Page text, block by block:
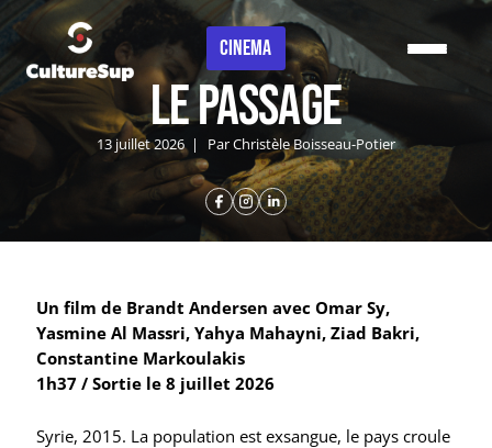
CINEMA
Le passage
13 juillet 2026 | Par Christèle Boisseau-Potier
Un film de Brandt Andersen avec Omar Sy,
Yasmine Al Massri, Yahya Mahayni, Ziad Bakri,
Constantine Markoulakis
1h37 / Sortie le 8 juillet 2026
Syrie, 2015. La population est exsangue, le pays croule
Panneau de gestion des cookies